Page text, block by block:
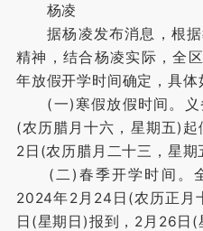
杨凌
据杨凌发布消息，根据
精神，结合杨凌实际，全
年放假开学时间确定，具体
(一)寒假放假时间。义
(农历腊月十六，星期五)
2日(农历腊月二十三，星期
(二)春季开学时间。全
2024年2月24日(农历正月
日(星期日)报到，2月26日(